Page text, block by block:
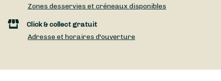
Zones desservies et créneaux disponibles
Click & collect gratuit
Adresse et horaires d'ouverture